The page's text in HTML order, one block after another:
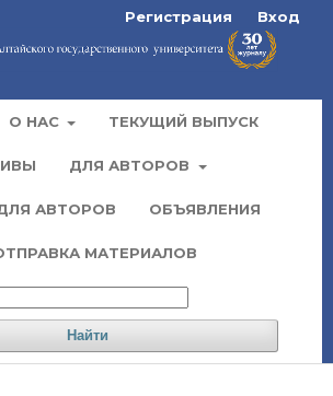
О НАС ТЕКУЩИЙ ВЫПУСК
ДЛЯ АВТОРОВ
АВТОРОВ ОБЪЯВЛЕНИЯ
МАТЕРИАЛОВ
Найти
Регистрация Вход